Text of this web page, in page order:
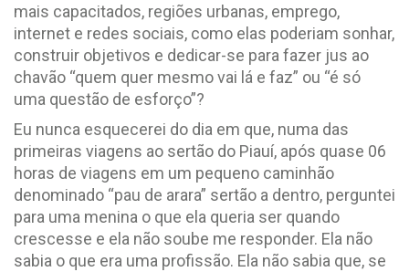
mais capacitados, regiões urbanas, emprego,
internet e redes sociais, como elas poderiam sonhar,
construir objetivos e dedicar-se para fazer jus ao
chavão “quem quer mesmo vai lá e faz” ou “é só
uma questão de esforço”?
Eu nunca esquecerei do dia em que, numa das
primeiras viagens ao sertão do Piauí, após quase 06
horas de viagens em um pequeno caminhão
denominado “pau de arara” sertão a dentro, perguntei
para uma menina o que ela queria ser quando
crescesse e ela não soube me responder. Ela não
sabia o que era uma profissão. Ela não sabia que, se